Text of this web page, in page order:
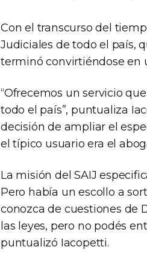
Con el transcurso del
Judiciales de todo el país,
terminó convirtiéndose en
“Ofrecemos un servicio
todo el país”, puntualiza
decisión de ampliar el
el típico usuario era el
La misión del SAIJ
Pero había un escollo a
conozca de cuestiones de
las leyes, pero no podés
puntualizó Iacopetti.